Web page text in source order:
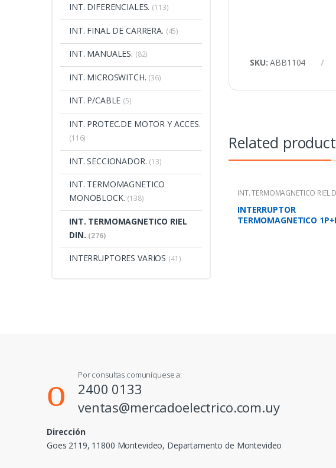
SKU:ABB1104
Related
INT. TERMOMAGNETICO RIEL
INTERRUPTOR
TERMOMAGNETICO
INT. DIFERENCIALES. (113)
INT. FINAL DE CARRERA. (45)
INT. MANUALES. (82)
INT. MICROSWITCH. (36)
INT. P/CABLE (5)
INT. PROTEC.DE MOTOR Y ACCES.
(116)
INT. SECCIONADOR. (13)
INT. TERMOMAGNETICO
MONOBLOCK. (138)
INT. TERMOMAGNETICO RIEL
DIN. (276)
INTERRUPTORES VARIOS (41)
Por consultas comuníquese a:
2400 0133
ventas@mercadoelectrico.com.uy
Dirección
Goes 2119, 11800 Montevideo, Departamento de Montevideo